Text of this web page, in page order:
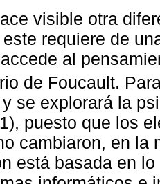
visible otra
requiere de
al
de Foucault.
se explorará la
puesto que los
cambiaron, en la
está basada en